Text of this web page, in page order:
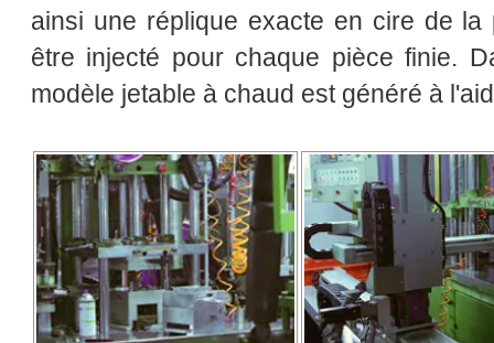
ainsi une réplique exacte en cire de
être injecté pour chaque pièce finie.
modèle jetable à chaud est généré à